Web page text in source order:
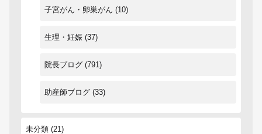
子宮がん・卵巣がん (10)
生理・妊娠 (37)
院長ブログ (791)
助産師ブログ (33)
未分類 (21)